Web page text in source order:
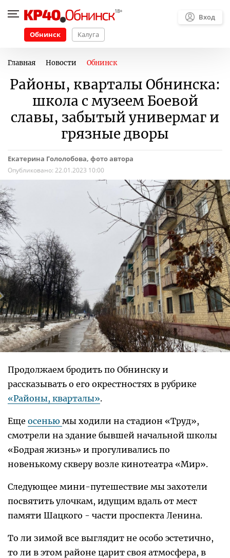
Обнинск Калуга
Вход
Главная Новости Обнинск
Районы, кварталы Обнинска:
школа с музеем Боевой
славы, забытый универмаг и
грязные дворы
Екатерина Гололобова, фото автора
Опубликовано: 22.01.2023 10:00
Продолжаем бродить по Обнинску и
рассказывать о его окрестностях в рубрике
«Районы, кварталы».
Еще осенью мы ходили на стадион «Труд»,
смотрели на здание бывшей начальной школы
«Бодрая жизнь» и прогуливались по
новенькому скверу возле кинотеатра «Мир».
Следующее мини-путешествие мы захотели
посвятить улочкам, идущим вдаль от мест
памяти Шацкого - части проспекта Ленина.
То ли зимой все выглядит не особо эстетично,
то ли в этом районе царит своя атмосфера, в